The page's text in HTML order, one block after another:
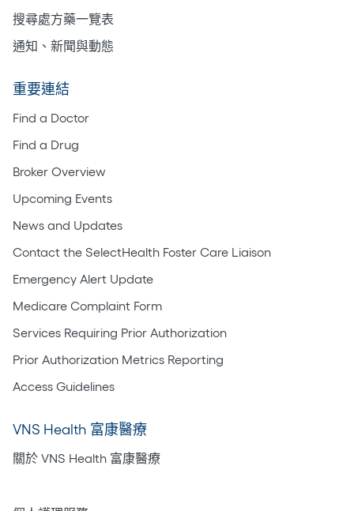
搜尋處方藥一覽表
通知、新聞與動態
重要連結
Find a Doctor
Find a Drug
Broker Overview
Upcoming Events
News and Updates
Contact the SelectHealth Foster Care Liaison
Emergency Alert Update
Medicare Complaint Form
Services Requiring Prior Authorization
Prior Authorization Metrics Reporting
Access Guidelines
VNS Health 富康醫療
關於 VNS Health 富康醫療